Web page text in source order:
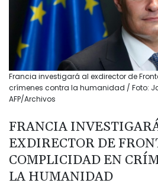
Francia investigará al exdirector de
crímenes contra la humanidad / Foto:
AFP/Archivos
FRANCIA
EXDIRECTOR DE
COMPLICIDAD EN
LA HUMANIDAD